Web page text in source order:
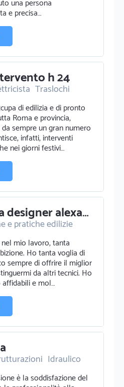
una persona
e precisa…
h 24
Traslochi
di edilizia e di pronto
Roma e provincia,
sempre un gran numero
infatti, interventi
nei giorni festivi…
Geometra designer alexandr ferraria
e pratiche edilizie
mio lavoro, tanta
Ho tanta voglia di
sempre di offrire il miglior
da altri tecnici. Ho
e mol…
Idraulico
è la soddisfazione del